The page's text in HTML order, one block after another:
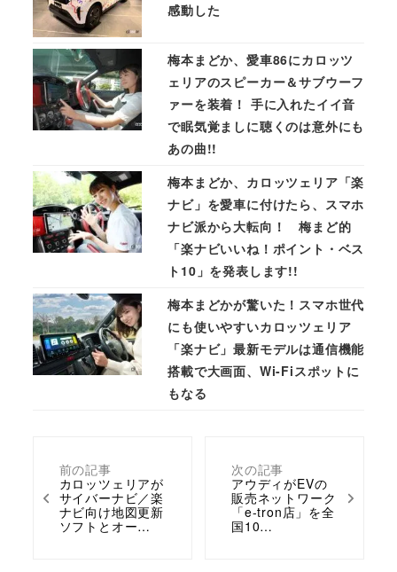
前の記事
カロッツェリアが
サイバーナビ／楽
ナビ向け地図更新
ソフトとオー…
次の記事
アウディがEVの
販売ネットワーク
「e-tron店」を全
国10…
感動した
梅本まどか、愛車86にカロッツ
ェリアのスピーカー＆サブウーフ
ァーを装着！ 手に入れたイイ音
で眠気覚ましに聴くのは意外にも
あの曲!!
梅本まどか、カロッツェリア「楽
ナビ」を愛車に付けたら、スマホ
ナビ派から大転向！ 梅まど的
「楽ナビいいね！ポイント・ベス
ト10」を発表します!!
梅本まどかが驚いた！スマホ世代
にも使いやすいカロッツェリア
「楽ナビ」最新モデルは通信機能
搭載で大画面、Wi-Fiスポットに
もなる